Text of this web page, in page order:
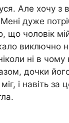
Але хочу з
дуже
що чоловік
виключно
ні в
дочки
і навіть